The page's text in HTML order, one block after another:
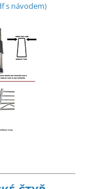
s návodem)